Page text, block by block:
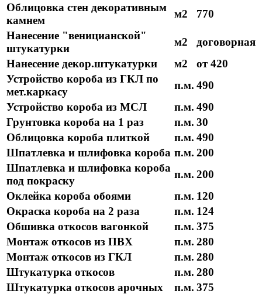
Облицовка стен декоративным
камнем
м2
770
Нанесение "веницианской"
штукатурки
м2
договорная
Нанесение декор.штукатурки
м2
от 420
Устройство короба из ГКЛ по
мет.каркасу
п.м. 490
Устройство короба из МСЛ
п.м. 490
Грунтовка короба на 1 раз
п.м. 30
Облицовка короба плиткой
п.м. 490
Шпатлевка и шлифовка короба п.м. 200
Шпатлевка и шлифовка короба
под покраску
п.м. 200
Оклейка короба обоями
п.м. 120
Окраска короба на 2 раза
п.м. 124
Обшивка откосов вагонкой
п.м. 375
Монтаж откосов из ПВХ
п.м. 280
Монтаж откосов из ГКЛ
п.м. 280
Штукатурка откосов
п.м. 280
Штукатурка откосов арочных
п.м. 375